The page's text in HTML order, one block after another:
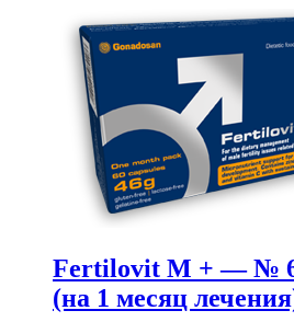
Fertilovit M + — №
(на 1 месяц